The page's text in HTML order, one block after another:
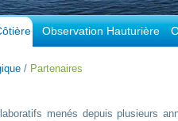
Observation Hauturière
/ Partenaires
menés depuis plusieurs